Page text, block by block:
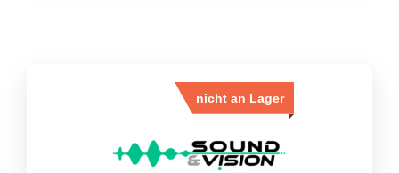
nicht an Lager